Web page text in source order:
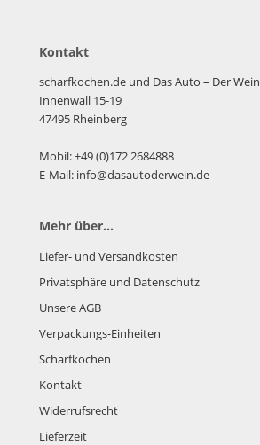
Kontakt
scharfkochen.de und Das Auto – Der Wein
Innenwall 15-19
47495 Rheinberg
Mobil: +49 (0)172 2684888
E-Mail: info@dasautoderwein.de
Mehr über...
Liefer- und Versandkosten
Privatsphäre und Datenschutz
Unsere AGB
Verpackungs-Einheiten
Scharfkochen
Kontakt
Widerrufsrecht
Lieferzeit